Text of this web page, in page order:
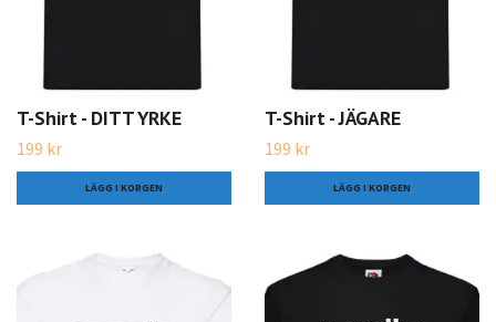
T-Shirt - DITT YRKE
199 kr
LÄGG I KORGEN
T-Shirt - JÄGARE
199 kr
LÄGG I KORGEN